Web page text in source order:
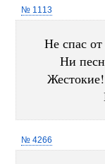
№ 1113
Не спас
Ни
№ 4266